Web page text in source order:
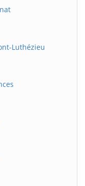
Luthézieu